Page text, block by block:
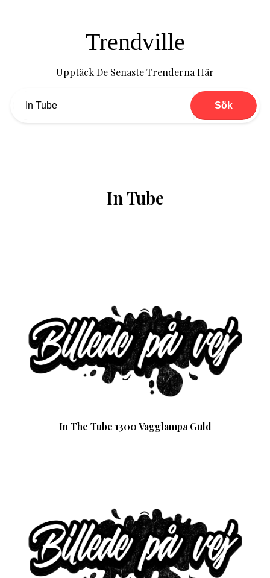
Trendville
Upptäck De Senaste Trenderna Här
Sök
In Tube
In The Tube 1300 Vagglampa Guld